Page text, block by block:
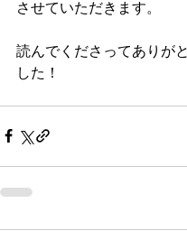
させていただきます。
読んでくださってありが
した！